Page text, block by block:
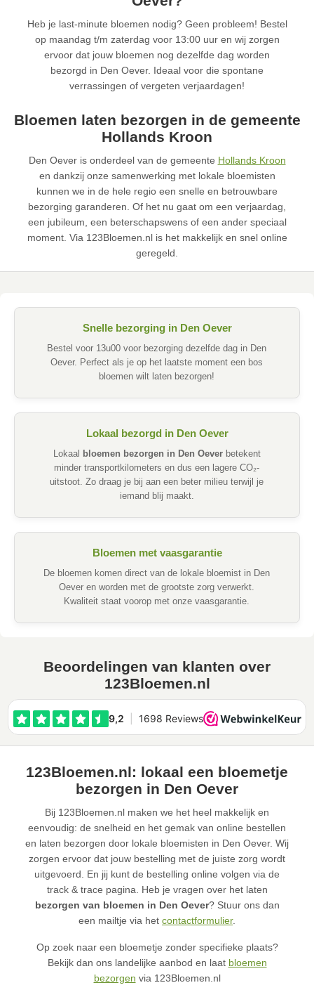
Heb je last-minute bloemen nodig? Geen probleem! Bestel
op maandag t/m zaterdag voor 13:00 uur en wij zorgen
ervoor dat jouw bloemen nog dezelfde dag worden
bezorgd in Den Oever. Ideaal voor die spontane
verrassingen of vergeten verjaardagen!
Bloemen laten bezorgen in de gemeente
Hollands Kroon
Den Oever is onderdeel van de gemeente Hollands Kroon
en dankzij onze samenwerking met lokale bloemisten
kunnen we in de hele regio een snelle en betrouwbare
bezorging garanderen. Of het nu gaat om een verjaardag,
een jubileum, een beterschapswens of een ander speciaal
moment. Via 123Bloemen.nl is het makkelijk en snel online
geregeld.
Snelle bezorging in Den Oever
Bestel voor 13u00 voor bezorging dezelfde dag in Den
Oever. Perfect als je op het laatste moment een bos
bloemen wilt laten bezorgen!
Lokaal bezorgd in Den Oever
Lokaal bloemen bezorgen in Den Oeverbetekent
minder transportkilometers en dus een lagere CO₂-
uitstoot. Zo draag je bij aan een beter milieu terwijl je
iemand blij maakt.
Bloemen met vaasgarantie
De bloemen komen direct van de lokale bloemist in Den
Oever en worden met de grootste zorg verwerkt.
Kwaliteit staat voorop met onze vaasgarantie.
Beoordelingen van klanten over
123Bloemen.nl
123Bloemen.nl: lokaal een bloemetje
bezorgen in Den Oever
Bij 123Bloemen.nl maken we het heel makkelijk en
eenvoudig: de snelheid en het gemak van online bestellen
en laten bezorgen door lokale bloemisten in Den Oever. Wij
zorgen ervoor dat jouw bestelling met de juiste zorg wordt
uitgevoerd. En jij kunt de bestelling online volgen via de
track & trace pagina. Heb je vragen over het laten
bezorgen van bloemen in Den Oever? Stuur ons dan
een mailtje via het contactformulier.
Op zoek naar een bloemetje zonder specifieke plaats?
Bekijk dan ons landelijke aanbod en laat bloemen
bezorgen via 123Bloemen.nl